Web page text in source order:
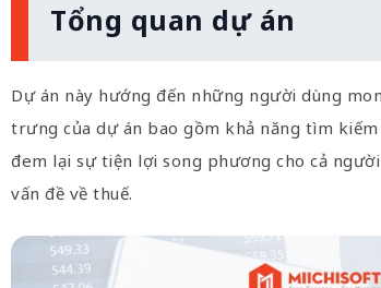
Tổng quan dự án
Dự án này hướng đến những người dùng
trưng của dự án bao gồm khả năng tìm
đem lại sự tiện lợi song phương cho cả
vấn đề về thuế.